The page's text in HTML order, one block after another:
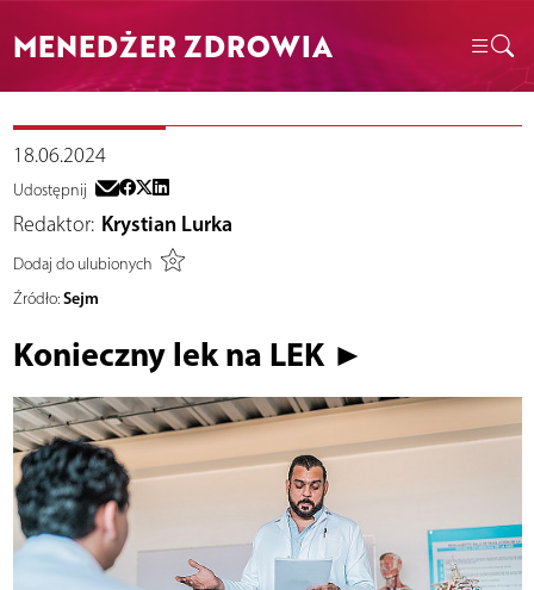
MENEDŻER ZDROWIA
18.06.2024
Udostępnij
Redaktor: Krystian Lurka
Dodaj do ulubionych
Źródło: Sejm
Konieczny lek na LEK ►